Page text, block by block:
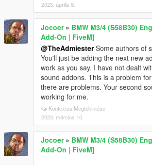
2023. április 8.
Jocoer» BMW M3/4 (S58B30)
Add-On | FiveM]
@TheAdmiesterSome authors of
You'll just be adding the next new
work as you say. I have not dealt
sound addons. This is a problem
there are problems. Your second
working for me.
Kontextus Megtekintése
2023. március 10.
Jocoer» BMW M3/4 (S58B30)
Add-On | FiveM]